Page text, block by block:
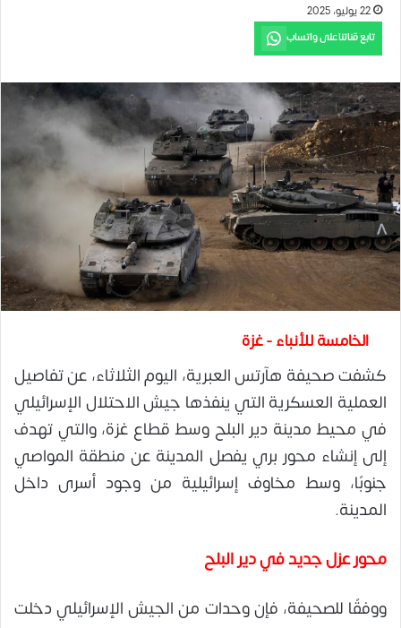
22 يوليو، 2025
تابع قناتنا على واتساب
الخامسة للأنباء - غزة
كشفت صحيفة هآرتس العبرية، اليوم الثلاثاء، عن تفاصيل
العملية العسكرية التي ينفذها جيش الاحتلال الإسرائيلي
في محيط مدينة دير البلح وسط قطاع غزة، والتي تهدف
إلى إنشاء محور بري يفصل المدينة عن منطقة المواصي
جنوبًا، وسط مخاوف إسرائيلية من وجود أسرى داخل
المدينة.
محور عزل جديد في دير البلح
ووفقًا للصحيفة، فإن وحدات من الجيش الإسرائيلي دخلت